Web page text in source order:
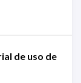
de uso de